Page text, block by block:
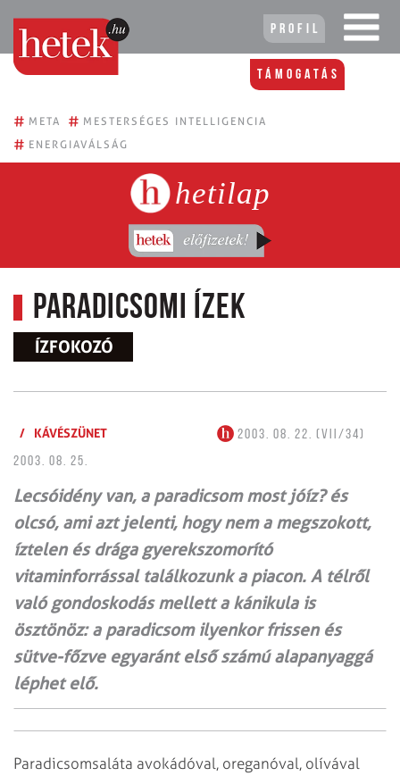
Profil
Támogatás
# META # MESTERSÉGES INTELLIGENCIA
# ENERGIAVÁLSÁG
hetilap
Paradicsomi ízek
ÍZFOKOZÓ
/ KÁVÉSZÜNET
2003. 08. 22. (VII/34)
2003. 08. 25.
Lecsóidény van, a paradicsom most jóíz? és
olcsó, ami azt jelenti, hogy nem a megszokott,
íztelen és drága gyerekszomorító
vitaminforrással találkozunk a piacon. A télről
való gondoskodás mellett a kánikula is
ösztönöz: a paradicsom ilyenkor frissen és
sütve-főzve egyaránt első számú alapanyaggá
léphet elő.
Paradicsomsaláta avokádóval, oreganóval, olívával